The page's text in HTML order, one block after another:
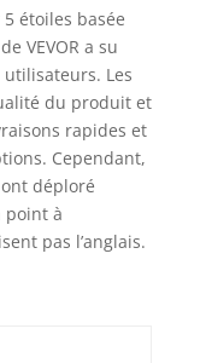
【
DIVERSES
du
mise
de fondations
en béton,
à béton
ou
; mise à
pour
étoiles basée
VEVOR a su
Les
du produit et
rapides et
Cependant,
déploré
point à
pas l’anglais.